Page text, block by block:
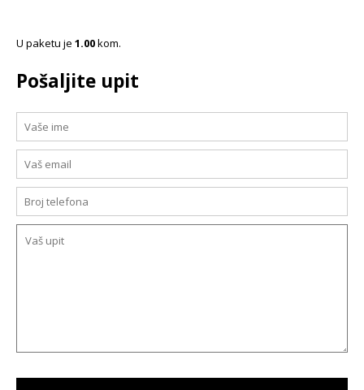
U paketu je 1.00kom.
Pošaljite upit